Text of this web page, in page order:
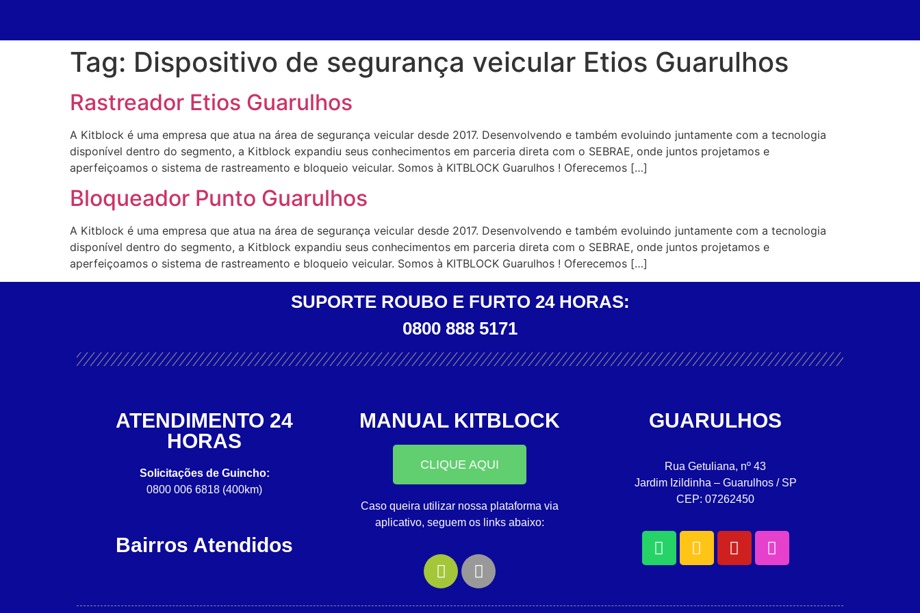
Tag: Dispositivo de segurança veicular Etios Guarulhos
Rastreador Etios Guarulhos
A Kitblock é uma empresa que atua na área de segurança veicular desde 2017. Desenvolvendo e também evoluindo juntamente com a tecnologia
disponível dentro do segmento, a Kitblock expandiu seus conhecimentos em parceria direta com o SEBRAE, onde juntos projetamos e
aperfeiçoamos o sistema de rastreamento e bloqueio veicular. Somos à KITBLOCK Guarulhos ! Oferecemos […]
Bloqueador Punto Guarulhos
A Kitblock é uma empresa que atua na área de segurança veicular desde 2017. Desenvolvendo e também evoluindo juntamente com a tecnologia
disponível dentro do segmento, a Kitblock expandiu seus conhecimentos em parceria direta com o SEBRAE, onde juntos projetamos e
aperfeiçoamos o sistema de rastreamento e bloqueio veicular. Somos à KITBLOCK Guarulhos ! Oferecemos […]
SUPORTE ROUBO E FURTO 24 HORAS:
0800 888 5171
ATENDIMENTO 24
HORAS
Solicitações de Guincho:
0800 006 6818 (400km)
Bairros Atendidos
MANUAL KITBLOCK
CLIQUE AQUI
Caso queira utilizar nossa plataforma via
aplicativo, seguem os links abaixo:
GUARULHOS
Rua Getuliana, nº 43
Jardim Izildinha – Guarulhos / SP
CEP: 07262450